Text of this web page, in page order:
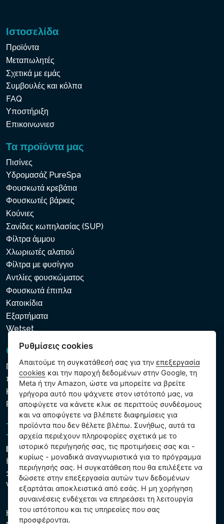
Ιστοσελίδα
Προϊόντα
Μεταπωλητές
Σχετικά με εμάς
Συμβουλές και κόλπα
FAQ
Υποστήριξη
Επικοινωνιεσ
Τα προϊόντα μας
Πισίνες
Υδρομασάζ PureSpa
Φουσκωτά κρεβάτια
Φουσκωτές βάρκες
Κούνιες
Σανίδες κωπηλασίας (SUP)
Φίλτρα άμμου
Χλωριωτές αλατιού
Φίλτρα με φυσίγγιο
Αντλίες φουσκώματος
Φουσκωτά έπιπλα
Κατοικίδια
Εξαρτήματα
Wetset
GDPR και Cookies
Πολιτική προστασίας προσωπικών και λοιπών δεδομένων
που υποβάλλονται σε επεξεργασία
Κανόνες χρήσης των αρχείων cookie
Ρυθμίσεις cookies
Intex Trading, s.r.o.
Hradecká 2526/3
130 00 Praha 3
Vinohrady - Česká republika
Η εταιρεία είναι εγγεγραμμένη στο Δημοτικό Δικαστήριο της
Ρυθμίσεις cookies
Απαιτούμε τη συγκατάθεσή σας για τηνεπεξεργασία
cookies και την παροχή δεδομένων στην Google, τη
Meta ή την Amazon, ώστε να μπορείτε να βρείτε
γρήγορα αυτό που ψάχνετε στον ιστότοπό μας, να
αποφύγετε να κάνετε κλικ σε περιττούς συνδέσμους
και να αποφύγετε να βλέπετε διαφημίσεις για
προϊόντα που δεν θέλετε βλέπω. Συνήθως, αυτά τα
αρχεία περιέχουν πληροφορίες σχετικά με το
ιστορικό περιήγησής σας, τις προτιμήσεις σας και -
κυρίως - μοναδικά αναγνωριστικά για το πρόγραμμα
περιήγησής σας. Η συγκατάθεση που θα επιλέξετε να
δώσετε στην επεξεργασία αυτών των δεδομένων
εξαρτάται αποκλειστικά από εσάς. Η μη χορήγηση
συναινέσεις ενδέχεται να επηρεάσει τη λειτουργία
του ιστότοπου και τις υπηρεσίες που σας
προσφέρονται.